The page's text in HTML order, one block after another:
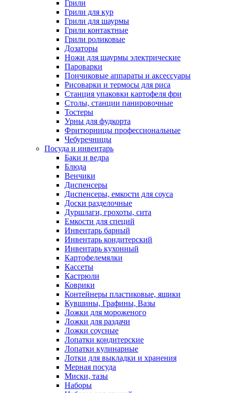
Грили
Грили для кур
Грили для шаурмы
Грили контактные
Грили роликовые
Дозаторы
Ножи для шаурмы электрические
Пароварки
Пончиковые аппараты и аксессуары
Рисоварки и термосы для риса
Станция упаковки картофеля фри
Столы, станции панировочные
Тостеры
Урны для фудкорта
Фритюрницы профессиональные
Чебуречницы
Посуда и инвентарь
Баки и ведра
Блюда
Венчики
Диспенсеры
Диспенсеры, емкости для соуса
Доски разделочные
Дуршлаги, грохоты, сита
Емкости для специй
Инвентарь барный
Инвентарь кондитерский
Инвентарь кухонный
Картофелемялки
Кассеты
Кастрюли
Коврики
Контейнеры пластиковые, ящики
Кувшины, Графины, Вазы
Ложки для мороженого
Ложки для раздачи
Ложки соусные
Лопатки кондитерские
Лопатки кулинарные
Лотки для выкладки и хранения
Мерная посуда
Миски, тазы
Наборы